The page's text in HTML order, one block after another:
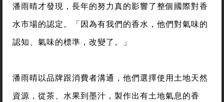
潘雨晴才發現，長年的努力真的影響了整個國際對香
水市場的認定。「因為有我們的香水，他們對氣味的
認知、氣味的標準，改變了。」
潘雨晴以品牌跟消費者溝通，他們選擇使用土地天然
資源，從茶、水果到墨汁，製作出有土地氣息的香